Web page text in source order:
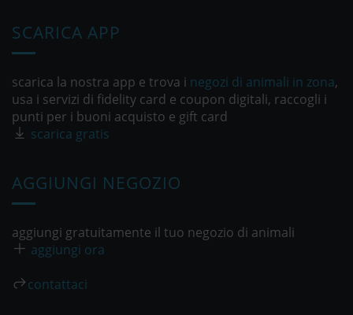
SCARICA APP
scarica la nostra app e trova i negozi di animali in zona,
usa i servizi di fidelity card e coupon digitali, raccogli i
punti per i buoni acquisto e gift card
scarica gratis
AGGIUNGI NEGOZIO
aggiungi gratuitamente il tuo negozio di animali
aggiungi ora
contattaci